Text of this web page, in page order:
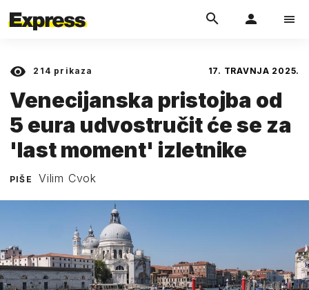
214 prikaza 17. TRAVNJA 2025.
Venecijanska pristojba od
5 eura udvostručit će se za
'last moment' izletnike
PIŠE Vilim Cvok